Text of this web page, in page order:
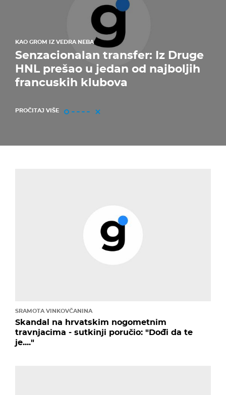
KAO GROM IZ VEDRA NEBA
Senzacionalan transfer: Iz Druge
HNL prešao u jedan od najboljih
francuskih klubova
PROČITAJ VIŠE
SRAMOTA VINKOVČANINA
Skandal na hrvatskim nogometnim
travnjacima - sutkinji poručio: "Dođi da te
je...."